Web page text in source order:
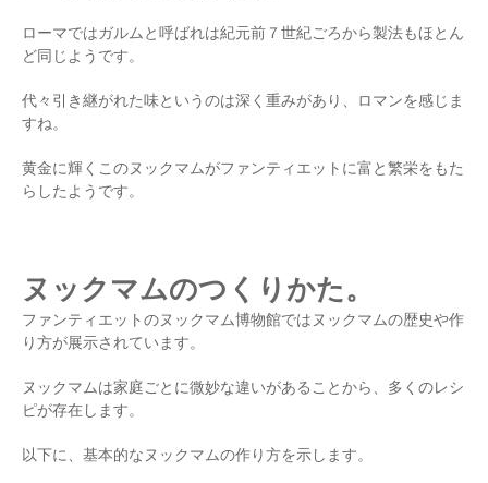
ローマではガルムと呼ばれは紀元前７世紀ごろから製法もほとん
ど同じようです。
代々引き継がれた味というのは深く重みがあり、ロマンを感じま
すね。
黄金に輝くこのヌックマムがファンティエットに富と繁栄をもた
らしたようです。
ヌックマムのつくりかた。
ファンティエットのヌックマム博物館ではヌックマムの歴史や作
り方が展示されています。
ヌックマムは家庭ごとに微妙な違いがあることから、多くのレシ
ピが存在します。
以下に、基本的なヌックマムの作り方を示します。